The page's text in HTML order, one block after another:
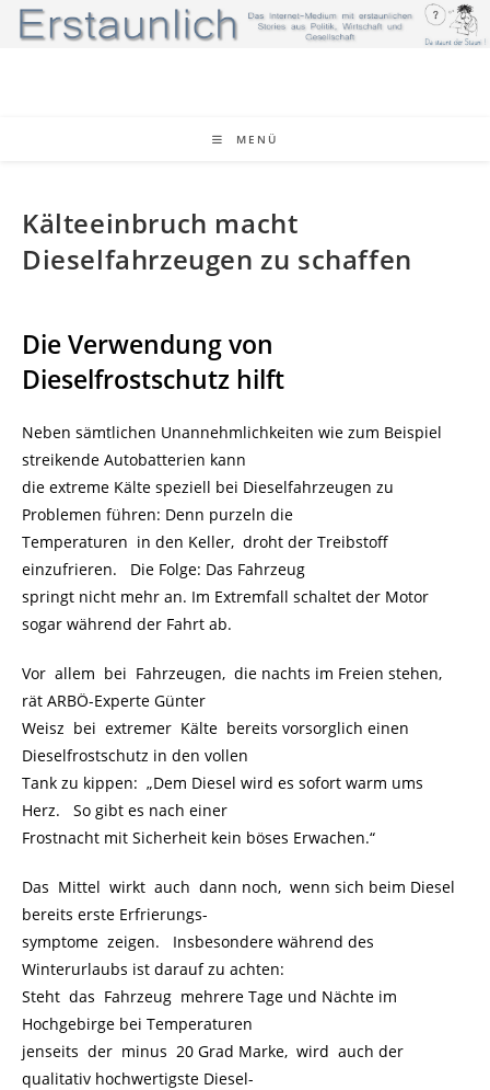
Zum
Inhalt
MENÜ
Kälteeinbruch macht
Dieselfahrzeugen zu schaffen
Die Verwendung von
Dieselfrostschutz hilft
Neben sämtlichen Unannehmlichkeiten wie zum Beispiel
streikende Autobatterien kann
die extreme Kälte speziell bei Dieselfahrzeugen zu
Problemen führen: Denn purzeln die
Temperaturen in den Keller, droht der Treibstoff
einzufrieren. Die Folge: Das Fahrzeug
springt nicht mehr an. Im Extremfall schaltet der Motor
sogar während der Fahrt ab.
Vor allem bei Fahrzeugen, die nachts im Freien stehen,
rät ARBÖ-Experte Günter
Weisz bei extremer Kälte bereits vorsorglich einen
Dieselfrostschutz in den vollen
Tank zu kippen: „Dem Diesel wird es sofort warm ums
Herz. So gibt es nach einer
Frostnacht mit Sicherheit kein böses Erwachen.“
Das Mittel wirkt auch dann noch, wenn sich beim Diesel
bereits erste Erfrierungs-
symptome zeigen. Insbesondere während des
Winterurlaubs ist darauf zu achten:
Steht das Fahrzeug mehrere Tage und Nächte im
Hochgebirge bei Temperaturen
jenseits der minus 20 Grad Marke, wird auch der
qualitativ hochwertigste Diesel-